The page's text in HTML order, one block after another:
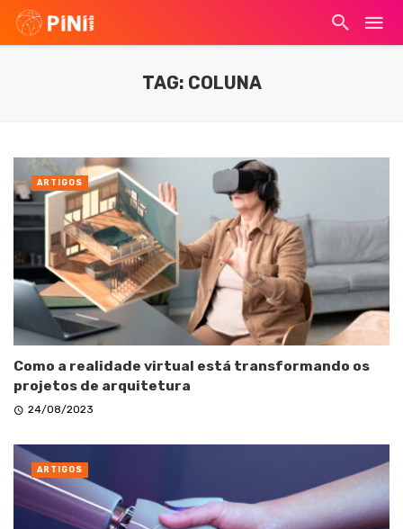
TAG: COLUNA
Como a realidade virtual está transformando os
projetos de arquitetura
24/08/2023
ARTIGOS
ARTIGOS